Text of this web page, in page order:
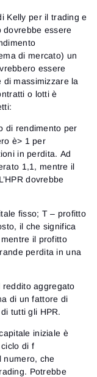
Kelly per il trading e
dovrebbe essere
di mercato) un
essere
massimizzare la
o lotti è
di rendimento per
è> 1 per
in perdita. Ad
1,1, mentre il
dovrebbe
fisso; T – profitto
il che significa
il profitto
perdita in una
reddito aggregato
di un fattore di
tutti gli HPR.
iniziale è
di f
numero, che
Potrebbe